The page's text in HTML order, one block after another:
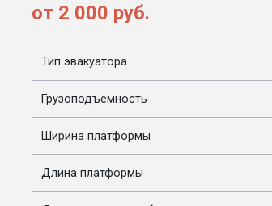
от 2 000 руб.
Тип эвакуатора
Грузоподъемность
Ширина платформы
Длина платформы